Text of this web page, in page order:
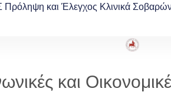
και Έλεγχος Κλινικά
και